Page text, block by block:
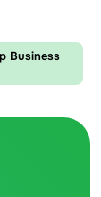
Business